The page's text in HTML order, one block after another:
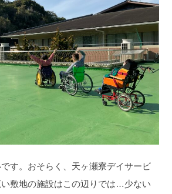
す。おそらく、天ヶ瀬寮デイサービ
敷地の施設はこの辺りでは…少ない